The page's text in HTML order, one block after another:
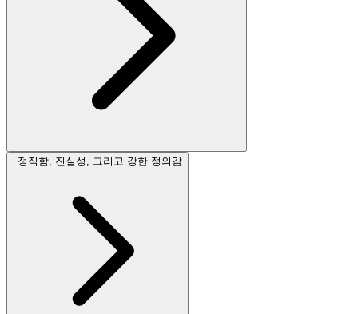
정직함, 진실성, 그리고 강한 정의감